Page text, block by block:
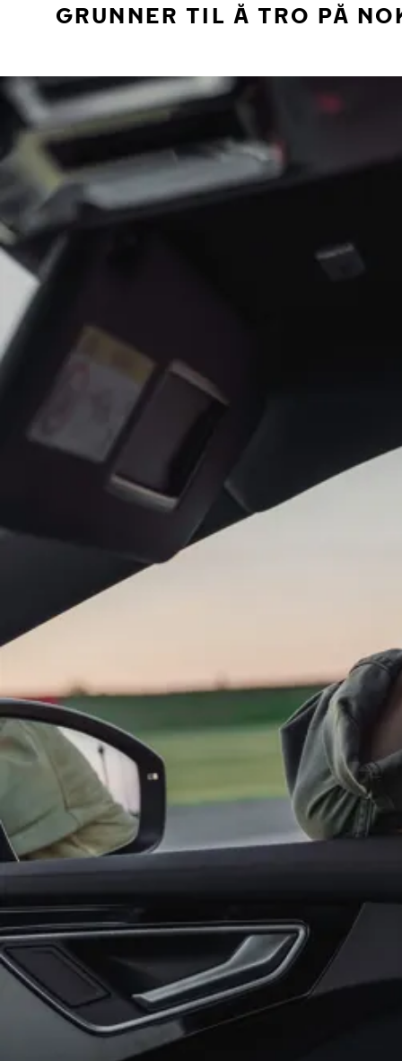
GRUNNER TIL Å TRO PÅ